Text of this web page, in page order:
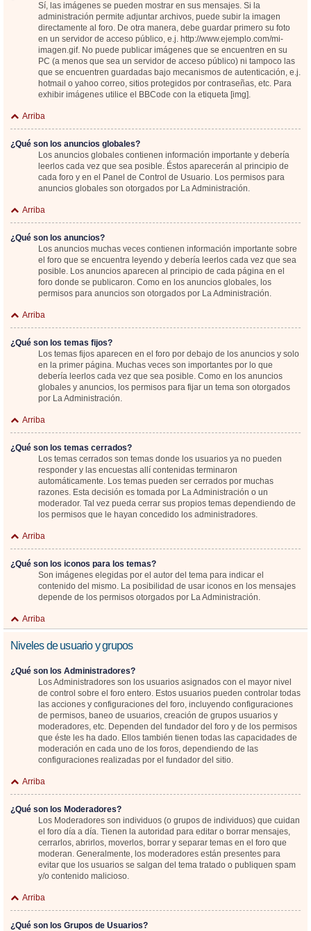
Sí, las imágenes se pueden mostrar en sus mensajes. Si la
administración permite adjuntar archivos, puede subir la imagen
directamente al foro. De otra manera, debe guardar primero su foto
en un servidor de acceso público, e.j. http://www.ejemplo.com/mi-
imagen.gif. No puede publicar imágenes que se encuentren en su
PC (a menos que sea un servidor de acceso público) ni tampoco las
que se encuentren guardadas bajo mecanismos de autenticación, e.j.
hotmail o yahoo correo, sitios protegidos por contraseñas, etc. Para
exhibir imágenes utilice el BBCode con la etiqueta [img].
Arriba
¿Qué son los anuncios globales?
Los anuncios globales contienen información importante y debería
leerlos cada vez que sea posible. Éstos aparecerán al principio de
cada foro y en el Panel de Control de Usuario. Los permisos para
anuncios globales son otorgados por La Administración.
Arriba
¿Qué son los anuncios?
Los anuncios muchas veces contienen información importante sobre
el foro que se encuentra leyendo y debería leerlos cada vez que sea
posible. Los anuncios aparecen al principio de cada página en el
foro donde se publicaron. Como en los anuncios globales, los
permisos para anuncios son otorgados por La Administración.
Arriba
¿Qué son los temas fijos?
Los temas fijos aparecen en el foro por debajo de los anuncios y solo
en la primer página. Muchas veces son importantes por lo que
debería leerlos cada vez que sea posible. Como en los anuncios
globales y anuncios, los permisos para fijar un tema son otorgados
por La Administración.
Arriba
¿Qué son los temas cerrados?
Los temas cerrados son temas donde los usuarios ya no pueden
responder y las encuestas allí contenidas terminaron
automáticamente. Los temas pueden ser cerrados por muchas
razones. Esta decisión es tomada por La Administración o un
moderador. Tal vez pueda cerrar sus propios temas dependiendo de
los permisos que le hayan concedido los administradores.
Arriba
¿Qué son los iconos para los temas?
Son imágenes elegidas por el autor del tema para indicar el
contenido del mismo. La posibilidad de usar iconos en los mensajes
depende de los permisos otorgados por La Administración.
Arriba
Niveles de usuario y grupos
¿Qué son los Administradores?
Los Administradores son los usuarios asignados con el mayor nivel
de control sobre el foro entero. Estos usuarios pueden controlar todas
las acciones y configuraciones del foro, incluyendo configuraciones
de permisos, baneo de usuarios, creación de grupos usuarios y
moderadores, etc. Dependen del fundador del foro y de los permisos
que éste les ha dado. Ellos también tienen todas las capacidades de
moderación en cada uno de los foros, dependiendo de las
configuraciones realizadas por el fundador del sitio.
Arriba
¿Qué son los Moderadores?
Los Moderadores son individuos (o grupos de individuos) que cuidan
el foro día a día. Tienen la autoridad para editar o borrar mensajes,
cerrarlos, abrirlos, moverlos, borrar y separar temas en el foro que
moderan. Generalmente, los moderadores están presentes para
evitar que los usuarios se salgan del tema tratado o publiquen spam
y/o contenido malicioso.
Arriba
¿Qué son los Grupos de Usuarios?